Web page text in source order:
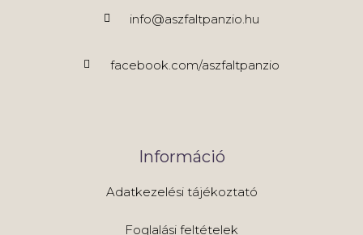
info@aszfaltpanzio.hu
facebook.com/aszfaltpanzio
Információ
Adatkezelési tájékoztató
Foglalási feltételek